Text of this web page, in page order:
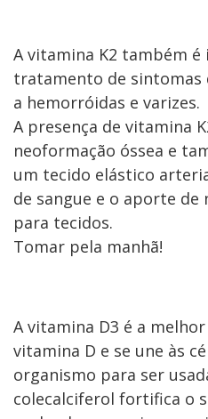
A vitamina K2 também é
tratamento de sintomas
a hemorróidas e varizes.
A presença de vitamina
neoformação óssea e
um tecido elástico
de sangue e o aporte
para tecidos.
Tomar pela manhã!
A vitamina D3 é a
vitamina D e se une às
organismo para ser
colecalciferol fortifica o